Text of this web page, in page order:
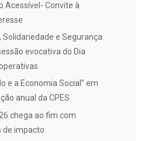
Acessível- Convite à
Solidariedade e Segurança
evocativa do Dia
e a Economia Social” em
anual da CPES
chega ao fim com
de impacto